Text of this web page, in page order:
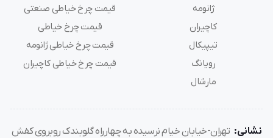
ژانومه
کاچیران
تیپیکال
رویانگ
مارشال
قیمت چرخ خیاطی صنعتی
قیمت چرخ خیاطی
قیمت چرخ خیاطی ژانومه
قیمت چرخ خیاطی کاچیران
نشانی: تهران-خیابان خیام نرسیده به چهارراه گلوبندک روبروی کفش